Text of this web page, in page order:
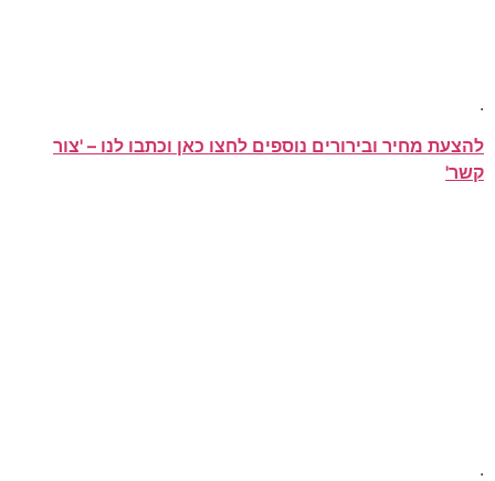
.
להצעת מחיר ובירורים נוספים לחצו כאן וכתבו לנו – 'צור
קשר'
.